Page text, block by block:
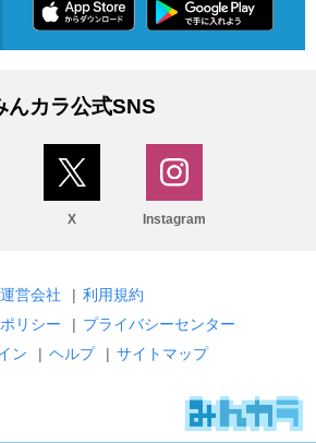
んカラ公式SNS
X Instagram
運営会社 | 利用規約
リシー
| プライバシーセンター
ン
| ヘルプ | サイトマップ